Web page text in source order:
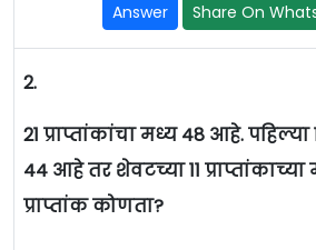
Answer Share On
2.
21 प्राप्तांकांचा मध्य 48 आहे. पहिल्या
44 आहे तर शेवटच्या 11
प्राप्तांक कोणता?